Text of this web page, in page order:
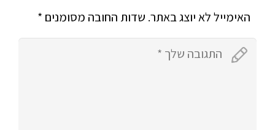
האימייל לא יוצג באתר. שדות החובה מסומנים *